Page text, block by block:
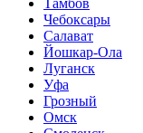
Тамбов
Чебоксары
Салават
Йошкар-Ола
Луганск
Уфа
Грозный
Омск